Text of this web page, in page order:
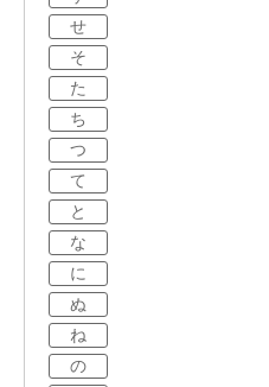
せ
そ
た
ち
つ
て
と
な
に
ぬ
ね
の